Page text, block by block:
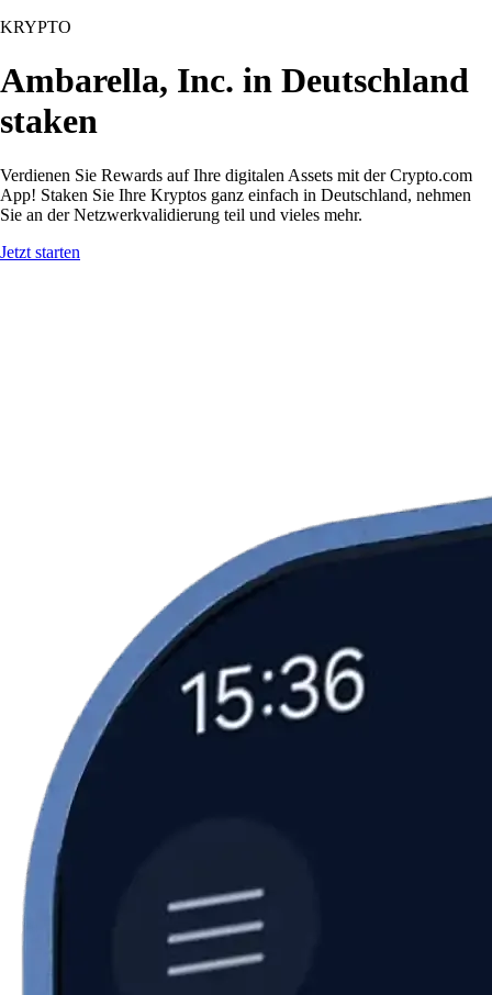
KRYPTO
Ambarella, Inc. in Deutschland
staken
Verdienen Sie Rewards auf Ihre digitalen Assets mit der Crypto.com
App! Staken Sie Ihre Kryptos ganz einfach in Deutschland, nehmen
Sie an der Netzwerkvalidierung teil und vieles mehr.
Jetzt starten